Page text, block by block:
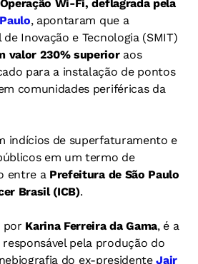
Operação Wi-Fi, deflagrada pela
, apontaram que a
Inovação e Tecnologia (SMIT)
valor 230% superioraos
para a instalação de pontos
comunidades periféricas da
indícios de superfaturamento e
em um termo de
entre a Prefeitura de São Paulo
Brasil (ICB).
por Karina Ferreira da Gama, é a
pela produção do
do ex-presidenteJair